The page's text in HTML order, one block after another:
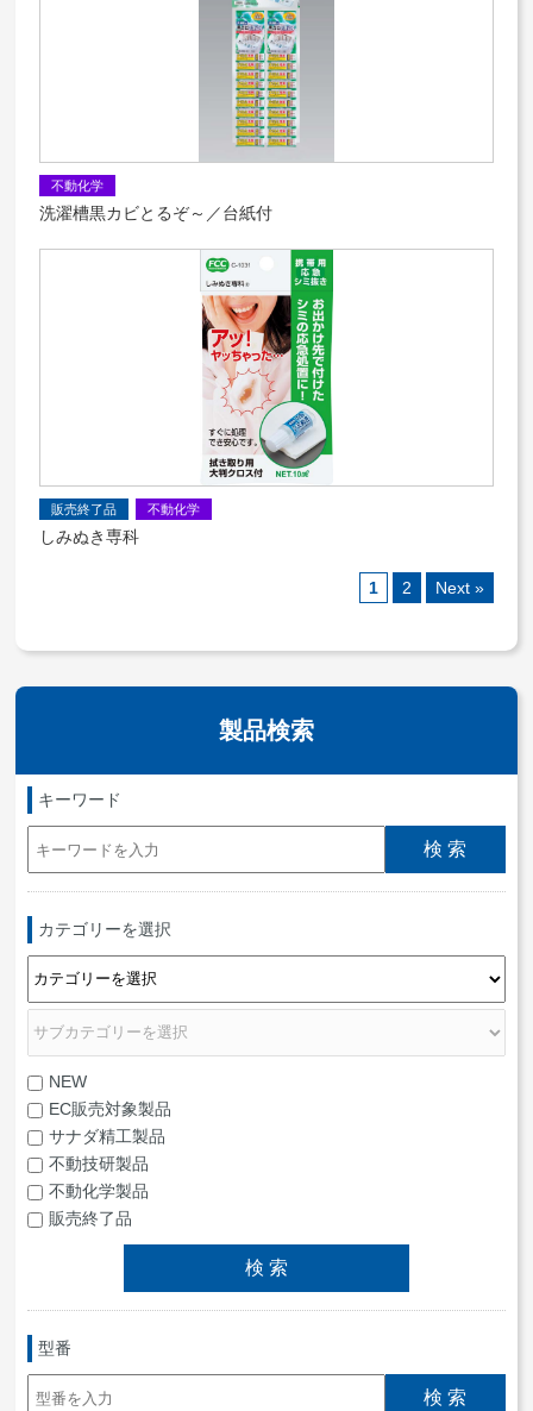
不動化学
洗濯槽黒カビとるぞ～／台紙付
販売終了品 不動化学
しみぬき専科
1 2 Next »
製品検索
キーワード
カテゴリーを選択
NEW
EC販売対象製品
サナダ精工製品
不動技研製品
不動化学製品
販売終了品
型番